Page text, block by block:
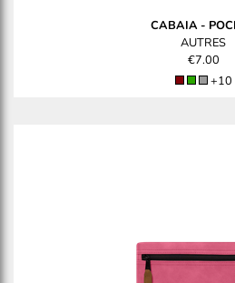
CABAIA-
AUTRES
€7.00
+10